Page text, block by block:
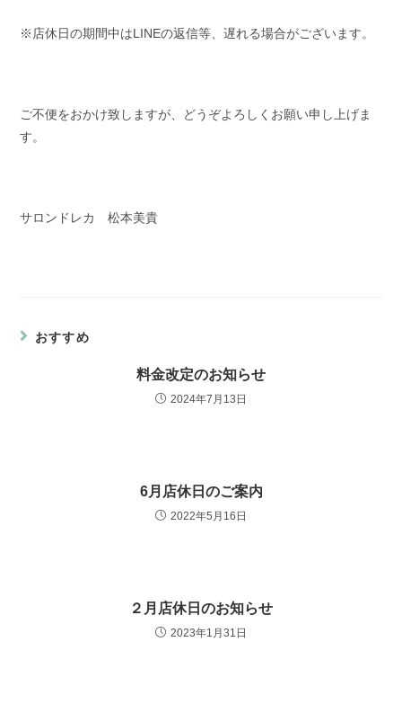
※店休日の期間中はLINEの返信等、遅れる場合がございます。
ご不便をおかけ致しますが、どうぞよろしくお願い申し上げま
す。
サロンドレカ 松本美貴
おすすめ
料金改定のお知らせ
2024年7月13日
6月店休日のご案内
2022年5月16日
２月店休日のお知らせ
2023年1月31日